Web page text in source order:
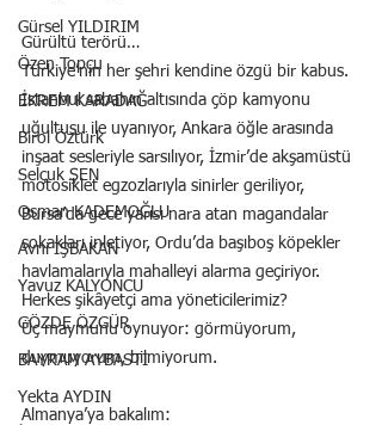
Gürsel YILDIRIM
Özen Topçu
EKREM KARADAĞ
Birol Öztürk
Selçuk ŞEN
Osman KADEMOĞLU
Avni İŞBAKAN
Yavuz KALYONCU
GÖZDE ÖZGÜR
BAYRAM AYBASTI
Yekta AYDIN
Gürültü terörü…
Türkiye’nin her şehri kendine özgü bir kabus.
İstanbul sabahın altısında çöp kamyonu
uğultusu ile uyanıyor, Ankara öğle arasında
inşaat sesleriyle sarsılıyor, İzmir’de akşamüstü
motosiklet egzozlarıyla sinirler geriliyor,
Bursa’da gece yarısı nara atan magandalar
sokakları inletiyor, Ordu’da başıboş köpekler
havlamalarıyla mahalleyi alarma geçiriyor.
Herkes şikâyetçi ama yöneticilerimiz?
Üç maymunu oynuyor: görmüyorum,
duymuyorum, bilmiyorum.
Almanya’ya bakalım: